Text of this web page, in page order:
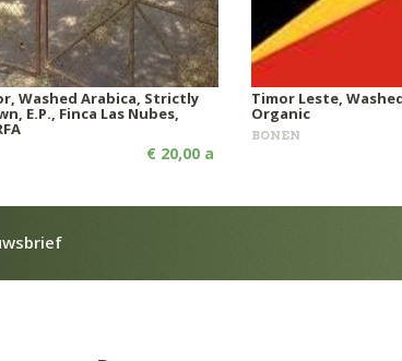
Washed Arabica, Strictly
E.P., Finca Las Nubes,
€ 20,00 a
Timor Leste,
Organic
BONEN